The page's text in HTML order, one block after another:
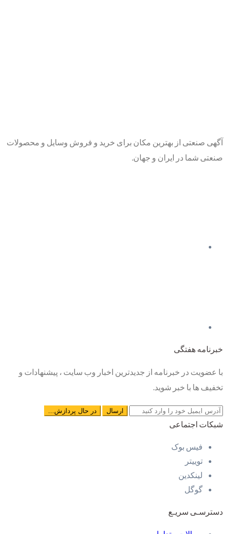
آگهی صنعتی از بهترین مکان برای خرید و فروش وسایل و محصولات
صنعتی شما در ایران و جهان.
خبرنامه هفتگی
با عضویت در خبرنامه از جدیدترین اخبار وب سایت ، پیشنهادات و
تخفیف ها با خبر شوید.
شبکات اجتماعی
فیس بوک
توییتر
لینکدین
گوگل
دسترسـی سریـع